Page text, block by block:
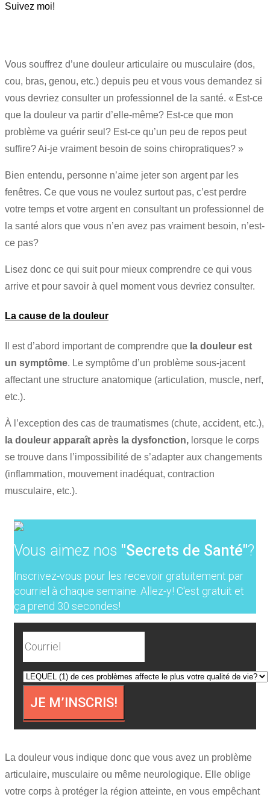
Suivez moi!
Vous souffrez d’une douleur articulaire ou musculaire (dos,
cou, bras, genou, etc.) depuis peu et vous vous demandez si
vous devriez consulter un professionnel de la santé. « Est-ce
que la douleur va partir d’elle-même? Est-ce que mon
problème va guérir seul? Est-ce qu’un peu de repos peut
suffire? Ai-je vraiment besoin de soins chiropratiques? »
Bien entendu, personne n’aime jeter son argent par les
fenêtres. Ce que vous ne voulez surtout pas, c’est perdre
votre temps et votre argent en consultant un professionnel de
la santé alors que vous n’en avez pas vraiment besoin, n’est-
ce pas?
Lisez donc ce qui suit pour mieux comprendre ce qui vous
arrive et pour savoir à quel moment vous devriez consulter.
La cause de la douleur
Il est d’abord important de comprendre que la douleur est
un symptôme. Le symptôme d’un problème sous-jacent
affectant une structure anatomique (articulation, muscle, nerf,
etc.).
À l’exception des cas de traumatismes (chute, accident, etc.),
la douleur apparaît après la dysfonction, lorsque le corps
se trouve dans l’impossibilité de s’adapter aux changements
(inflammation, mouvement inadéquat, contraction
musculaire, etc.).
Vous aimez nos "Secrets de Santé"?
Inscrivez-vous pour les recevoir gratuitement par
courriel à chaque semaine. Allez-y! C'est gratuit et
ça prend 30 secondes!
JE M’INSCRIS!
La douleur vous indique donc que vous avez un problème
articulaire, musculaire ou même neurologique. Elle oblige
votre corps à protéger la région atteinte, en vous empêchant